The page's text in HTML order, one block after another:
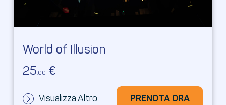
World of Illusion
25 .00 €
Visualizza Altro PRENOTA ORA
PRENOTA ORA